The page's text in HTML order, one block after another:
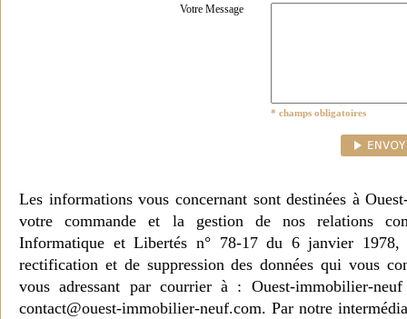
Votre Message
* champs obligatoires
Les informations vous concernant sont destinées à
votre commande et la gestion de nos relations
Informatique et Libertés n° 78-17 du 6 janvier 1978,
rectification et de suppression des données qui vous
vous adressant par courrier à : Ouest-immobilier-
contact@ouest-immobilier-neuf.com. Par notre